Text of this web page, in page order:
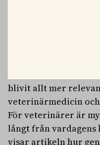
blivit allt mer
veterinärmedicin
För veterinärer är
långt från
visar artikeln hur